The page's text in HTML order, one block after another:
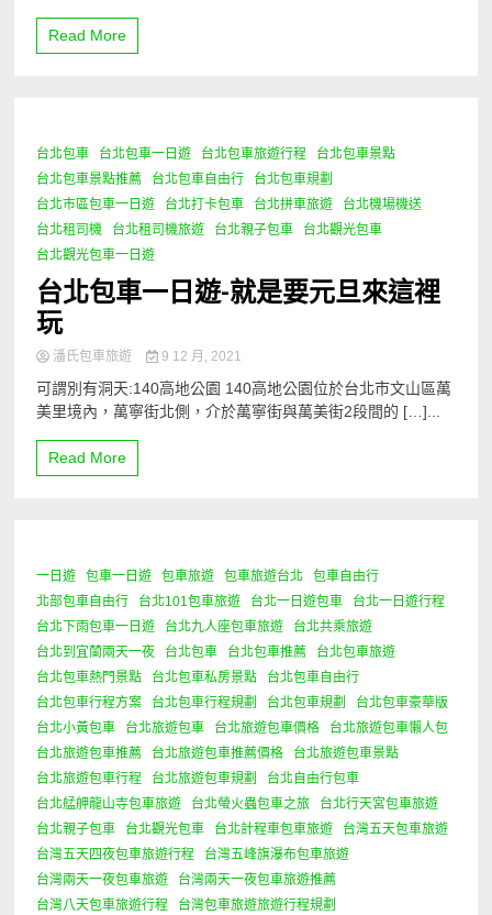
Read More
1 Minute
台北包車 台北包車一日遊 台北包車旅遊行程
台北包車景點
台北包車景點推薦
台北包車自由行
台北包車規劃
台北市區包車一日遊
台北打卡包車 台北拼車旅遊
台北機場機送
台北租司機
台北租司機旅遊 台北親子包車
台北觀光包車
台北觀光包車一日遊
台北包車一日遊-就是要元旦來這裡
玩
潘氏包車旅遊 9 12 月, 2021
可謂別有洞天:140高地公園 140高地公園位於台北市文山區萬
美里境內，萬寧街北側，介於萬寧街與萬美街2段間的 […]...
Read More
0 Minutes
一日遊 包車一日遊 包車旅遊 包車旅遊台北
包車自由行
北部包車自由行
台北101包車旅遊 台北一日遊包車
台北一日遊行程
台北下雨包車一日遊
台北九人座包車旅遊
台北共乘旅遊
台北到宜蘭兩天一夜
台北包車 台北包車推薦
台北包車旅遊
台北包車熱門景點
台北包車私房景點
台北包車自由行
台北包車行程方案
台北包車行程規劃 台北包車規劃
台北包車豪華版
台北小黃包車
台北旅遊包車 台北旅遊包車價格
台北旅遊包車懶人包
台北旅遊包車推薦
台北旅遊包車推薦價格
台北旅遊包車景點
台北旅遊包車行程
台北旅遊包車規劃
台北自由行包車
台北艋舺龍山寺包車旅遊
台北螢火蟲包車之旅
台北行天宮包車旅遊
台北親子包車
台北觀光包車 台北計程車包車旅遊
台灣五天包車旅遊
台灣五天四夜包車旅遊行程
台灣五峰旗瀑布包車旅遊
台灣兩天一夜包車旅遊
台灣兩天一夜包車旅遊推薦
台灣八天包車旅遊行程
台灣包車旅遊旅遊行程規劃